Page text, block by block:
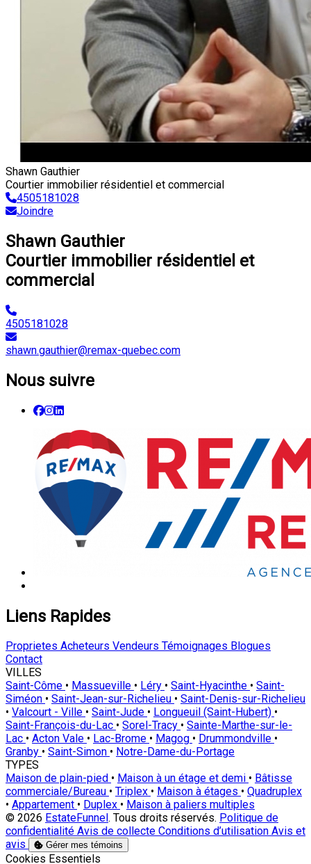
Shawn Gauthier
Courtier immobilier résidentiel et commercial
4505181028
Joindre
Shawn Gauthier
Courtier immobilier résidentiel et
commercial
4505181028
shawn.gauthier@remax-quebec.com
Nous suivre
Liens Rapides
Proprietes Acheteurs Vendeurs Témoignages Blogues
Contact
VILLES
Saint-Côme • Massueville • Léry • Saint-Hyacinthe • Saint-
Siméon • Saint-Jean-sur-Richelieu • Saint-Denis-sur-Richelieu
• Valcourt - Ville • Saint-Jude • Longueuil (Saint-Hubert) •
Saint-François-du-Lac • Sorel-Tracy • Sainte-Marthe-sur-le-
Lac • Acton Vale • Lac-Brome • Magog • Drummondville •
Granby • Saint-Simon • Notre-Dame-du-Portage
TYPES
Maison de plain-pied • Maison à un étage et demi • Bâtisse
commerciale/Bureau • Triplex • Maison à étages • Quadruplex
• Appartement • Duplex • Maison à paliers multiples
© 2026 EstateFunnel . Tous droits réservés. Politique de
confidentialité Avis de collecte Conditions d’utilisation Avis et
avis
Gérer mes témoins
Activer
Cookies Essentiels